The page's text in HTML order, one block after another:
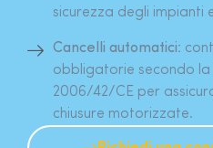
sicurezza degli impianti
Cancelli automatici:
obbligatorie secondo
2006/42/CE per
chiusure motorizzate.